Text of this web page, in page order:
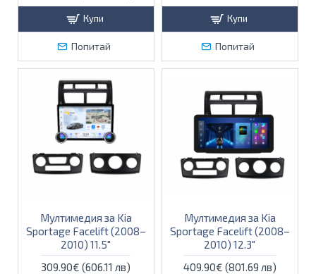
Купи
Попитай
Купи
Попитай
Мултимедия за Kia
Sportage Facelift (2008–
2010) 11.5″
309.90€ (606.11 лв)
Мултимедия за Kia
Sportage Facelift (2008–
2010) 12.3″
409.90€ (801.69 лв)